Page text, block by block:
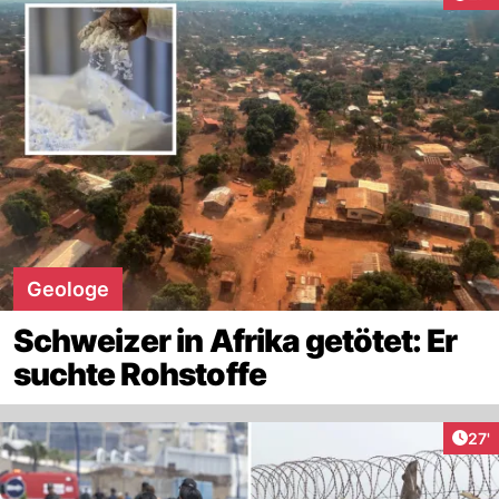
Geologe
Schweizer in Afrika getötet: Er
suchte Rohstoffe
27'